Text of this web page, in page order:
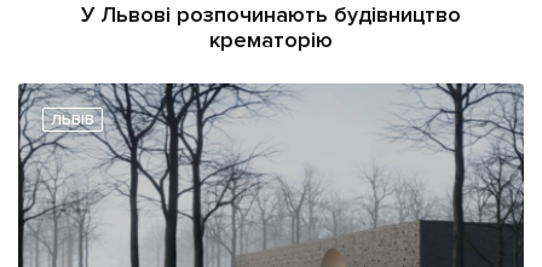
У Львові розпочинають будівництво
крематорію
ЛЬВІВ